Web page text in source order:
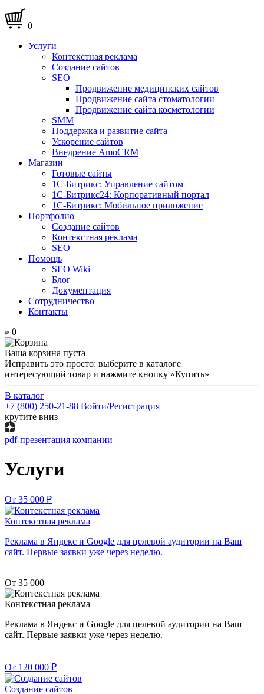
0
Услуги
Контекстная реклама
Создание сайтов
SEO
Продвижение медицинских сайтов
Продвижение сайта стоматологии
Продвижение сайта косметологии
SMM
Поддержка и развитие сайта
Ускорение сайтов
Внедрение AmoCRM
Магазин
Готовые сайты
1С-Битрикс: Управление сайтом
1С-Битрикс24: Корпоративный портал
1С-Битрикс: Мобильное приложение
Портфолио
Создание сайтов
Контекстная реклама
SEO
Помощь
SEO Wiki
Блог
Документация
Сотрудничество
Контакты
0
Ваша корзина пуста
Исправить это просто: выберите в каталоге
интересующий товар и нажмите кнопку «Купить»
В каталог
+7 (800) 250-21-88 Войти/Регистрация
крутите вниз
pdf-презентация компании
Услуги
От 35 000 ₽
Контекстная реклама
Реклама в Яндекс и Google для целевой аудитории на Ваш
сайт. Первые заявки уже через неделю.
От 35 000
Контекстная реклама
Реклама в Яндекс и Google для целевой аудитории на Ваш
сайт. Первые заявки уже через неделю.
От 120 000 ₽
Создание сайтов